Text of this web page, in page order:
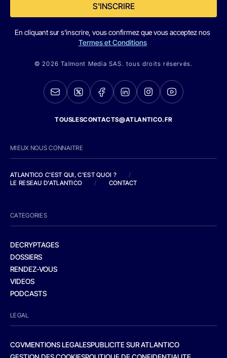
S'INSCRIRE
En cliquant sur s'inscrire, vous confirmez que vous acceptez nos
Termes et Conditions
© 2026 Talmont Media SAS. tous droits réservés.
TOUSLESCONTACTS@ATLANTICO.FR
MIEUX NOUS CONNAITRE
ATLANTICO C'EST QUI, C'EST QUOI ?
/
LE RESEAU D'ATLANTICO
/ CONTACT
CATEGORIES
DECRYPTAGES
DOSSIERS
RENDEZ-VOUS
VIDEOS
PODCASTS
LEGAL
CGVMENTIONS LEGALESPUBLICITE SUR ATLANTICO